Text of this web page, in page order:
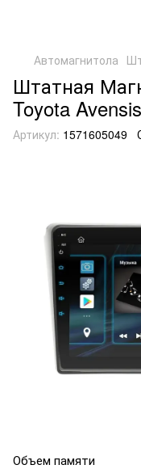
Автомагнитола
Штатная
Toyota
Артикул: 1571605049
Объем памяти